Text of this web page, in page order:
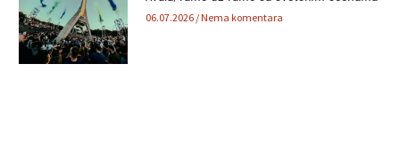
06.07.2026 Nema komentara